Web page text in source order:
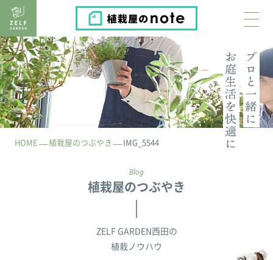
植栽屋のnote
HOME 植栽屋のつぶやき IMG_5544
Blog
植栽屋のつぶやき
ZELF GARDEN西田の
植栽ノウハウ